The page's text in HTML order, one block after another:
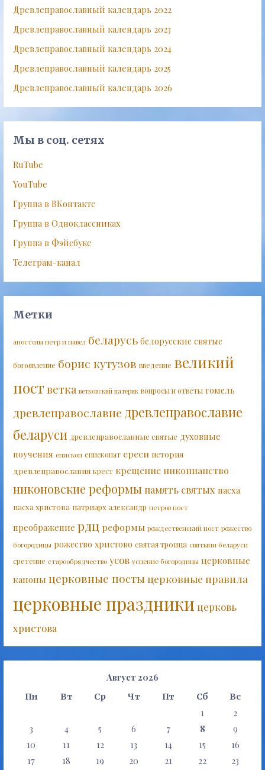
Древлеправославный календарь 2022
Древлеправославный календарь 2023
Древлеправославный календарь 2024
Древлеправославный календарь 2025
Древлеправославный календарь 2026
Мы в соц. сетях
RuTube
YouTube
Группа в ВКонтакте
Группа в Одноклассниках
Группа в Фэйсбуке
Телеграм-канал
Метки
апостолы петр и павел беларусь белорусские святые
богоявление борис кутузов введение великий
постветка ветковский патерик вопросы и ответы гомель
древлеправославие древлеправославие
беларуси древлеправославные святые духовные
поучения епископ епископат ереси история
древлеправославия крест крещение никонианство
никоновские реформыпамять святых пасха
пасха христова патриарх александр петров пост
преображение рдц реформы рождественский пост рожество
богородицы рожество христово святая троица святыни беларуси
сретение старообрядчество усов успение богородицы церковные
каноны церковные постыцерковные правила
церковные праздникицерковь
христова
Август 2026
Пн Вт Ср Чт Пт Сб Вс
1
2
3
4 5 6 7 8
9
10
11 12 13 14 15
16
17
18 19 20 21 22 23